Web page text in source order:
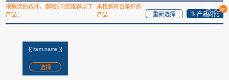
根据您的选择，赢咖5向您推荐以下
产品：
未找到符合条件的
产品
重新选择 产品对比
}}
{{ item.name }}
选择